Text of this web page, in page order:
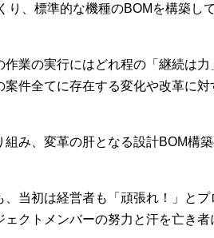
、標準的な機種のBOMを構築し
業の実行にはどれ程の「継続は
件全てに存在する変化や改革に
み、変革の肝となる設計BOM構
当初は経営者も「頑張れ！」と
クトメンバーの努力と汗を亡き者